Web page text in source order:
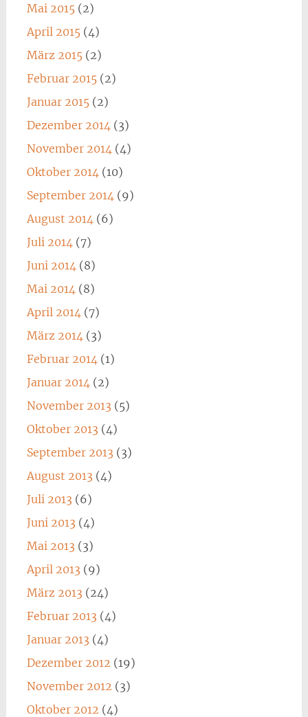
Mai 2015(2)
April 2015(4)
März 2015(2)
Februar 2015(2)
Januar 2015(2)
Dezember 2014 (3)
November 2014 (4)
Oktober 2014 (10)
September 2014 (9)
August 2014 (6)
Juli 2014 (7)
Juni 2014 (8)
Mai 2014 (8)
April 2014 (7)
März 2014 (3)
Februar 2014 (1)
Januar 2014 (2)
November 2013 (5)
Oktober 2013 (4)
September 2013 (3)
August 2013 (4)
Juli 2013 (6)
Juni 2013 (4)
Mai 2013 (3)
April 2013 (9)
März 2013 (24)
Februar 2013 (4)
Januar 2013 (4)
Dezember 2012 (19)
November 2012 (3)
Oktober 2012 (4)